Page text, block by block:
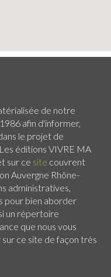
de notre
afin d'informer,
le projet de
éditions VIVRE MA
sur ce site couvrent
Auvergne Rhône-
administratives,
pour bien aborder
un répertoire
que nous vous
ce site de façon très